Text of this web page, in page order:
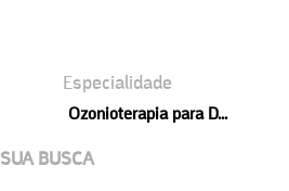
Especialidade
Ozonioterapia para D...
SUA BUSCA